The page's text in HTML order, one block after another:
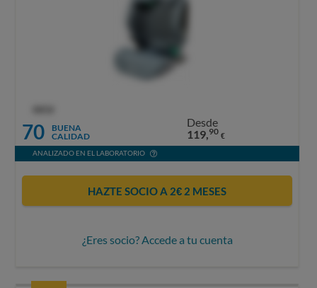
70
BUENA
CALIDAD
Desde
119,90 €
ANALIZADO EN EL LABORATORIO
HAZTE SOCIO A 2€ 2 MESES
¿Eres socio? Accede a tu cuenta